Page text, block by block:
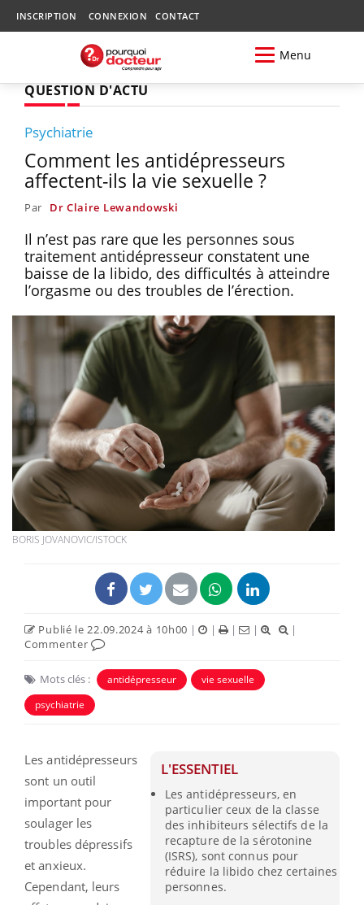
INSCRIPTION CONNEXION CONTACT
Menu
QUESTION D'ACTU
Psychiatrie
Comment les antidépresseurs
affectent-ils la vie sexuelle ?
Par Dr Claire Lewandowski
Il n’est pas rare que les personnes sous
traitement antidépresseur constatent une
baisse de la libido, des difficultés à atteindre
l’orgasme ou des troubles de l’érection.
BORIS JOVANOVIC/ISTOCK
Publié le 22.09.2024 à 10h00 | | | |
|
Commenter
Mots clés : antidépresseur
vie sexuelle
psychiatrie
L'ESSENTIEL
Les antidépresseurs, en
particulier ceux de la classe
des inhibiteurs sélectifs de la
recapture de la sérotonine
(ISRS), sont connus pour
réduire la libido chez certaines
personnes.
Les antidépresseurs
sont un outil
important pour
soulager les
troubles dépressifs
et anxieux.
Cependant, leurs